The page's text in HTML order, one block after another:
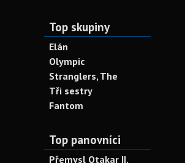
Top skupiny
Elán
Olympic
Stranglers, The
Tři sestry
Fantom
Top panovníci
Přemysl Otakar II.